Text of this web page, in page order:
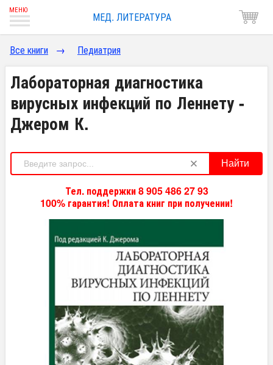
МЕД. ЛИТЕРАТУРА
Все книги → Педиатрия
Лабораторная диагностика
вирусных инфекций по Леннету -
Джером К.
Найти
Тел. поддержки 8 905 486 27 93
100% гарантия! Оплата книг при получении!